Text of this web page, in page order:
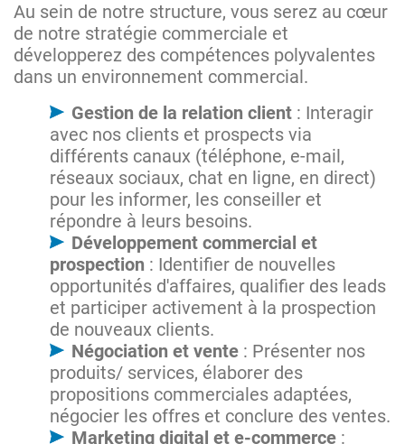
Au sein de notre structure, vous serez au cœur
de notre stratégie commerciale et
développerez des compétences polyvalentes
dans un environnement commercial.
Gestion de la relation client : Interagir
avec nos clients et prospects via
différents canaux (téléphone, e-mail,
réseaux sociaux, chat en ligne, en direct)
pour les informer, les conseiller et
répondre à leurs besoins.
Développement commercial et
prospection : Identifier de nouvelles
opportunités d'affaires, qualifier des leads
et participer activement à la prospection
de nouveaux clients.
Négociation et vente : Présenter nos
produits/ services, élaborer des
propositions commerciales adaptées,
négocier les offres et conclure des ventes.
Marketing digital et e-commerce :